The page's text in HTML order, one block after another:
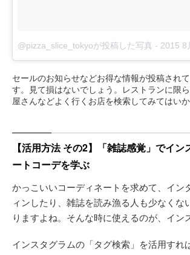
@pizza_slice_tokyoが投稿した写真 - 2015 8
セールのお知らせなどお得な情報が投稿され
す。見て損はないでしょう。レストランに限
屋さんなどよく行くお店を検索してみてはいか
【活用方法 その2】「雑誌感覚」でイ
ートコーデを学ぶ
かっこいいコーディネートを求めて、イン
ィンしたり、雑誌を読み漁る人も少なくな
りますよね。そんな時に使えるのが、イン
インスタグラムの「タグ検索」を活用すれば